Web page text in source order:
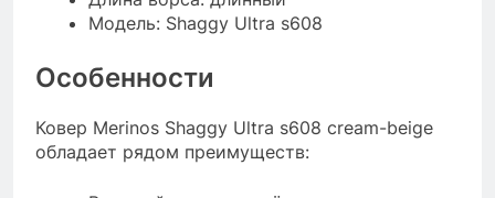
Модель: Shaggy Ultra s608
Особенности
Ковер Merinos Shaggy Ultra s608 cream-beige
обладает рядом преимуществ: